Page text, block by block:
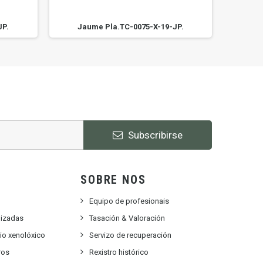
Jaume Pla.TC-0075-X-19-JP.
Subscribirse
xenolóxico
SOBRE NOS
Equipo de profesionais
Tasación & Valoración
Servizo de recuperación
Rexistro histórico